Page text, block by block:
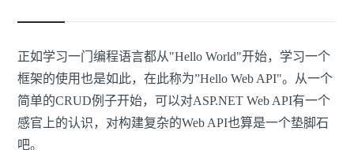
正如学习一门编程语言都从"Hello World"开始，学习一个
框架的使用也是如此，在此称为”Hello Web API"。从一个
简单的CRUD例子开始，可以对ASP.NET Web API有一个
感官上的认识，对构建复杂的Web API也算是一个垫脚石
吧。